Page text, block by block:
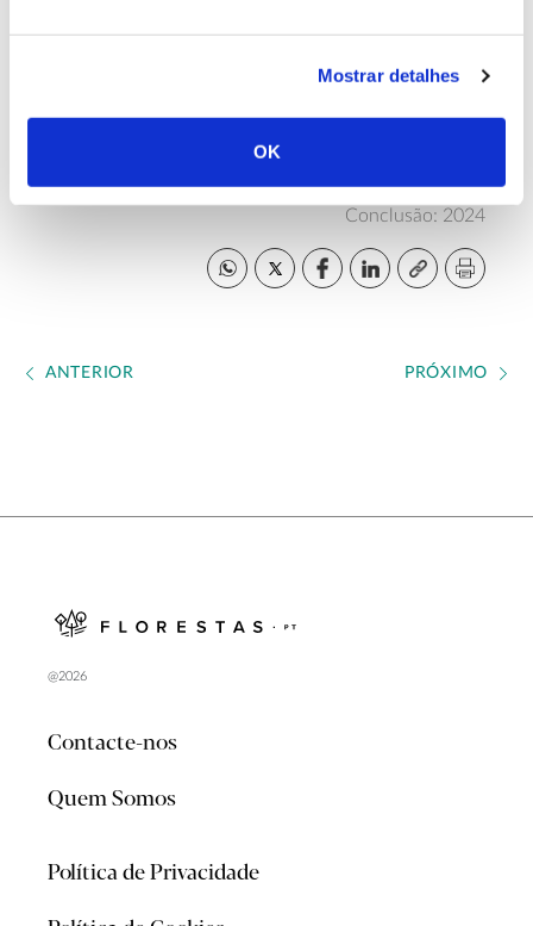
Mostrar detalhes
OK
Desenvolvimento e Terraprima.
Conclusão: 2024
ANTERIOR PRÓXIMO
@2026
Contacte-nos
Quem Somos
Política de Privacidade